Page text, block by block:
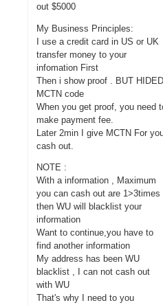
out $5000
My Business Principles:
I use a credit card in US or UK
transfer money to your
infomation First
Then i show proof . BUT
MCTN code
When you get proof, you need
make payment fee.
Later 2min I give MCTN For
cash out.
NOTE :
With a information , Maximum
you can cash out are 1>3times
then WU will blacklist your
information
Want to continue,you have to
find another information
My address has been WU
blacklist , I can not cash out
with WU
That's why I need to you